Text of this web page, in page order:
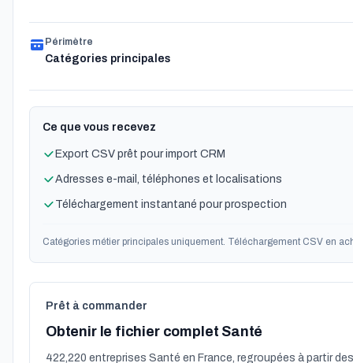
Périmètre
Catégories principales
Ce que vous recevez
Export CSV prêt pour import CRM
Adresses e-mail, téléphones et localisations
Téléchargement instantané pour prospection
Catégories métier principales uniquement. Téléchargement CSV en
Prêt à commander
Obtenir le fichier complet Santé
422,220 entreprises Santé en France, regroupées à partir